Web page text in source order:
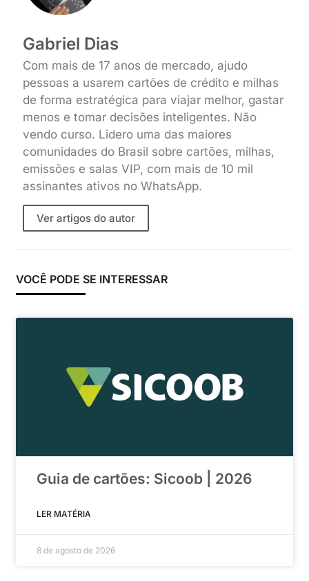
Gabriel Dias
Com mais de 17 anos de mercado, ajudo
pessoas a usarem cartões de crédito e milhas
de forma estratégica para viajar melhor, gastar
menos e tomar decisões inteligentes. Não
vendo curso. Lidero uma das maiores
comunidades do Brasil sobre cartões, milhas,
emissões e salas VIP, com mais de 10 mil
assinantes ativos no WhatsApp.
Ver artigos do autor
VOCÊ PODE SE INTERESSAR
Guia de cartões: Sicoob | 2026
LER MATÉRIA
8 de agosto de 2026